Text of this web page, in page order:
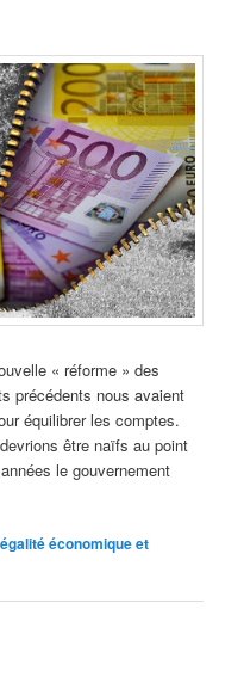
« réforme » des
précédents nous avaient
équilibrer les comptes.
être naïfs au point
le gouvernement
égalité économique et